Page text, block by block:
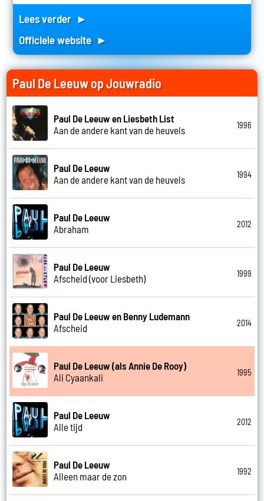
Lees verder ►
Officiele website ►
Paul De Leeuw op Jouwradio
Paul De Leeuw en Liesbeth List
Aan de andere kant van de heuvels
1996
Paul De Leeuw
Aan de andere kant van de heuvels
1994
Paul De Leeuw
Abraham
2012
Paul De Leeuw
Afscheid (voor Liesbeth)
1999
Paul De Leeuw en Benny Ludemann
Afscheid
2014
Paul De Leeuw (als Annie De Rooy)
Ali Cyaankali
1995
Paul De Leeuw
Alle tijd
2012
Paul De Leeuw
Alleen maar de zon
1992